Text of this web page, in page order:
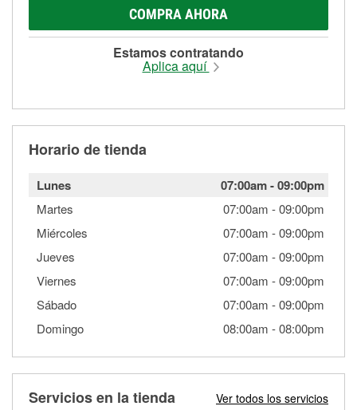
COMPRA AHORA
Estamos contratando
Aplica aquí
Horario de tienda
Lunes 07:00am-09:00pm
Martes 07:00am -09:00pm
Miércoles
07:00am -09:00pm
Jueves
07:00am -09:00pm
Viernes
07:00am -09:00pm
Sábado
07:00am -09:00pm
Domingo
08:00am -08:00pm
Servicios en la tienda Ver todos los servicios